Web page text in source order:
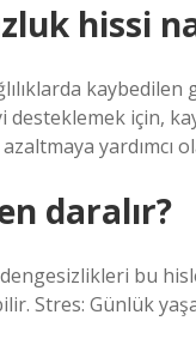
hissi
için,
yardımcı
daralır?
bu
Stres: Günlük